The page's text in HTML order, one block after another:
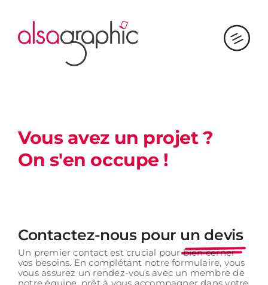
contenu
Vous avez un projet ?
On s'en occupe !
Contactez-nouspour un devis
Un premier contact est crucial pour bien cerner
vos besoins. En complétant notre formulaire, vous
vous assurez un rendez-vous avec un membre de